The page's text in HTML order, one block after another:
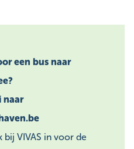
een bus naar
naar
VIVAS in voor de